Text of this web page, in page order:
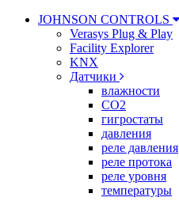
JOHNSON CONTROLS
Verasys Plug & Play
Facility Explorer
KNX
Датчики
влажности
CO2
гигростаты
давления
реле давления
реле протока
реле уровня
температуры